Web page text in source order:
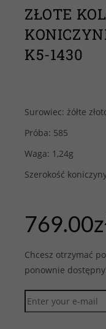
ZŁOTE
K5-1430
Surowiec: żółte
Próba: 585
Waga: 1,24g
Szerokość
769.00
Chcesz otrzymać
ponownie